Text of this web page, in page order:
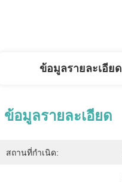
ข้อมูลรายละเอียด
ข้อมูลรายละเอียด
สถานที่กำเนิด: